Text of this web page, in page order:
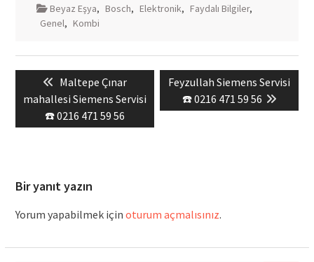
Beyaz Eşya, Bosch, Elektronik, Faydalı Bilgiler,
Genel, Kombi
gezinmesiPrevious
post:
Maltepe Çınar
mahallesi Siemens Servisi
☎️ 0216 471 59 56
Next
post:
Feyzullah Siemens Servisi
☎️ 0216 471 59 56
Bir yanıt yazın
Yorum yapabilmek için oturum açmalısınız.